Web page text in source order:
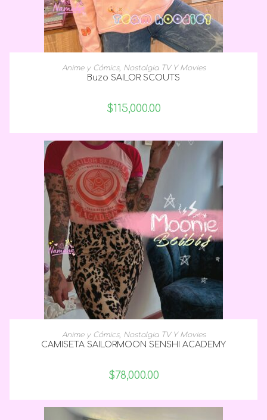
SELECCIONAR OPCIONES
Anime y Cómics, Nostalgia TV Y Movies
Buzo SAILOR SCOUTS
$115,000.00
SELECCIONAR OPCIONES
Anime y Cómics, Nostalgia TV Y Movies
CAMISETA SAILORMOON SENSHI ACADEMY
$78,000.00